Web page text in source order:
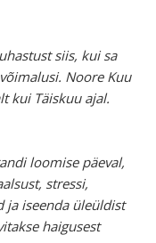
siis, kui sa
Noore Kuu
kui Täiskuu ajal.
loomise päeval,
stressi,
ja iseenda üleüldist
haigusest